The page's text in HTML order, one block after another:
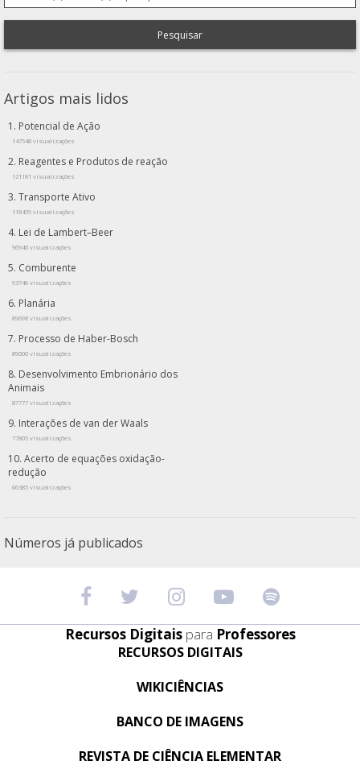
Pesquisar
Artigos mais lidos
Potencial de Ação
147548 visualizações
Reagentes e Produtos de reação
121181 visualizações
Transporte Ativo
118459 visualizações
Lei de Lambert–Beer
96940 visualizações
Comburente
93746 visualizações
Planária
89698 visualizações
Processo de Haber-Bosch
89000 visualizações
Desenvolvimento Embrionário dos
Animais
87777 visualizações
Interações de van der Waals
77805 visualizações
Acerto de equações oxidação-
redução
66385 visualizações
Números já publicados
Recursos Digitais para Professores
RECURSOS DIGITAIS
WIKICIÊNCIAS
BANCO DE IMAGENS
REVISTA DE CIÊNCIA ELEMENTAR